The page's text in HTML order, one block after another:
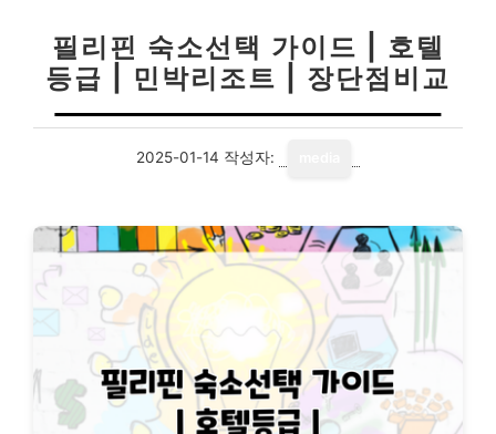
필리핀 숙소선택 가이드 | 호텔
등급 | 민박리조트 | 장단점비교
2025-01-14 작성자: